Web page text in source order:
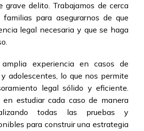
grave delito. Trabajamos de cerca
para asegurarnos de que
legal necesaria y que se haga
experiencia en casos de
adolescentes, lo que nos permite
legal sólido y eficiente.
en estudiar cada caso de manera
todas las pruebas y
para construir una estrategia